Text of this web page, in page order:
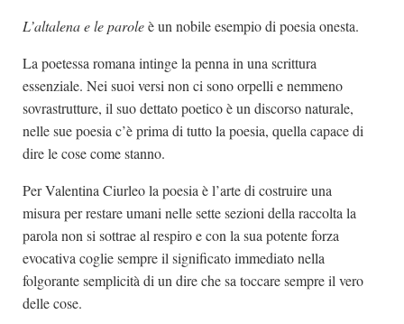
L’altalena e le paroleè un nobile esempio di poesia onesta.
La poetessa romana intinge la penna in una scrittura
essenziale. Nei suoi versi non ci sono orpelli e nemmeno
sovrastrutture, il suo dettato poetico è un discorso naturale,
nelle sue poesia c’è prima di tutto la poesia, quella capace di
dire le cose come stanno.
Per Valentina Ciurleo la poesia è l’arte di costruire una
misura per restare umani nelle sette sezioni della raccolta la
parola non si sottrae al respiro e con la sua potente forza
evocativa coglie sempre il significato immediato nella
folgorante semplicità di un dire che sa toccare sempre il vero
delle cose.